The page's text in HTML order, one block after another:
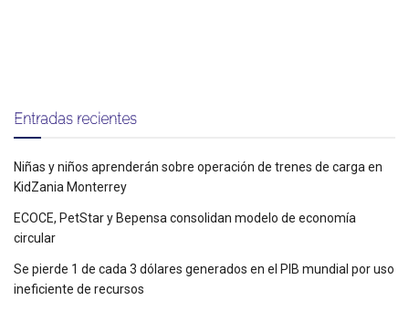
Entradas recientes
Niñas y niños aprenderán sobre operación de trenes de carga en
KidZania Monterrey
ECOCE, PetStar y Bepensa consolidan modelo de economía
circular
Se pierde 1 de cada 3 dólares generados en el PIB mundial por uso
ineficiente de recursos